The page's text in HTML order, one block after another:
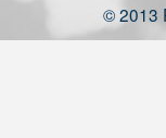
© 2013